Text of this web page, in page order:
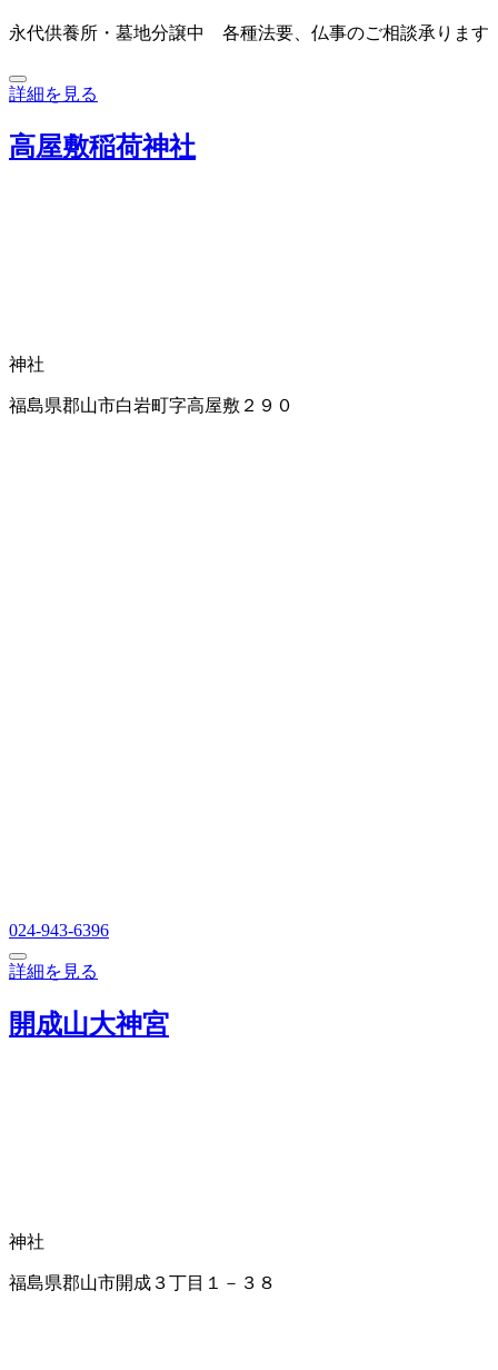
永代供養所・墓地分譲中 各種法要、仏事のご相談承ります
詳細を見る
高屋敷稲荷神社
神社
福島県郡山市白岩町字高屋敷２９０
024-943-6396
詳細を見る
開成山大神宮
神社
福島県郡山市開成３丁目１－３８